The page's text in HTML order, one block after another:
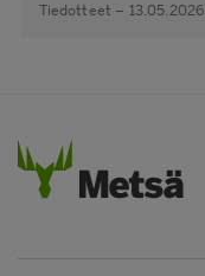
Tiedotteet – 13.05.2026